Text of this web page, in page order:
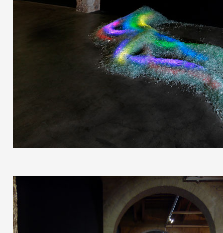
Crédits
Actions
Documentation
Visites d'ateliers
Production vidéo
Formation